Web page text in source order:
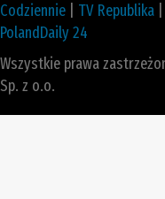
Codziennie
TV Republika
PolandDaily 24
Wszystkie prawa
Sp. z o.o.